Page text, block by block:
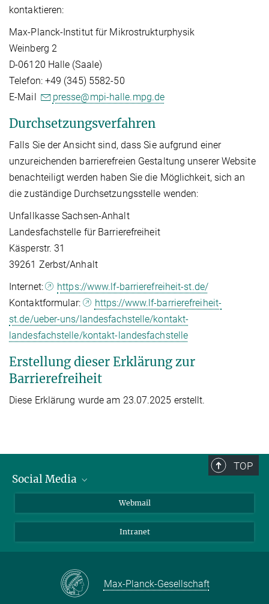
kontaktieren:
Max-Planck-Institut für Mikrostrukturphysik
Weinberg 2
D-06120 Halle (Saale)
Telefon: +49 (345) 5582-50
E-Mail
presse@mpi-halle.mpg.de
Durchsetzungsverfahren
Falls Sie der Ansicht sind, dass Sie aufgrund einer
unzureichenden barrierefreien Gestaltung unserer Website
benachteiligt werden haben Sie die Möglichkeit, sich an
die zuständige Durchsetzungsstelle wenden:
Unfallkasse Sachsen-Anhalt
Landesfachstelle für Barrierefreiheit
Käsperstr. 31
39261 Zerbst/Anhalt
Internet:
https://www.lf-barrierefreiheit-st.de/
Kontaktformular:
https://www.lf-barrierefreiheit-
st.de/ueber-uns/landesfachstelle/kontakt-
landesfachstelle/kontakt-landesfachstelle
Erstellung dieser Erklärung zur
Barrierefreiheit
Diese Erklärung wurde am 23.07.2025 erstellt.
TOP
Social Media
YouTube
Webmail
Intranet
Max-Planck-Gesellschaft